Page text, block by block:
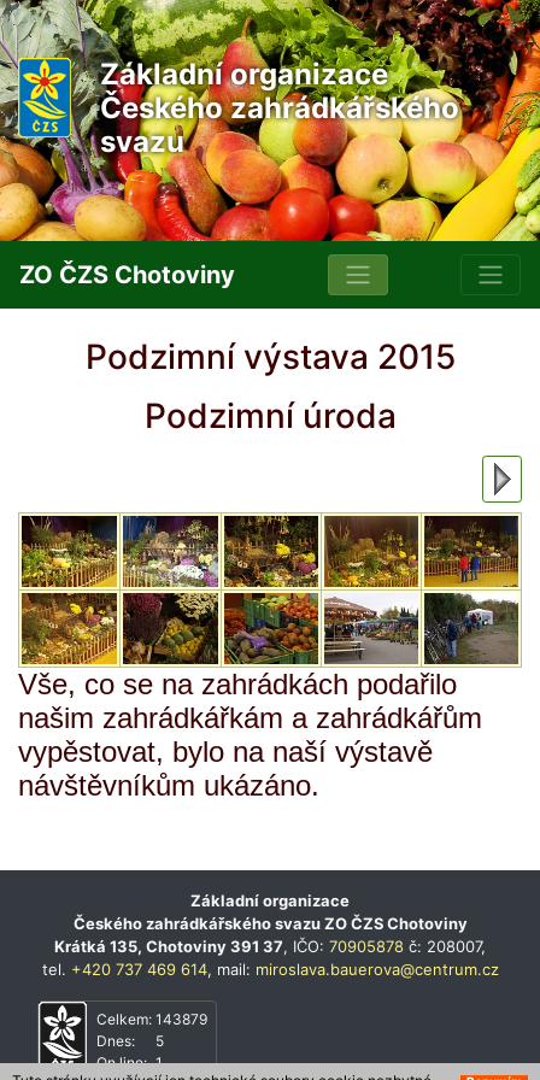
Základní organizace
Českého zahrádkářského
svazu
ZO ČZS Chotoviny
Podzimní výstava 2015
Podzimní úroda
Vše, co se na zahrádkách podařilo
našim zahrádkářkám a zahrádkářům
vypěstovat, bylo na naší výstavě
návštěvníkům ukázáno.
Základní organizace
Českého zahrádkářského svazu ZO ČZS Chotoviny
Krátká 135, Chotoviny 391 37, IČO: 70905878 č: 208007,
tel. +420 737 469 614, mail: miroslava.bauerova@centrum.cz
Celkem:
Dnes:
On line:
143879
5
1